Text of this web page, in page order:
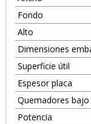
Fondo
Alto
Dimensiones
Superficie útil
Espesor placa
Quemadores bajo
Potencia